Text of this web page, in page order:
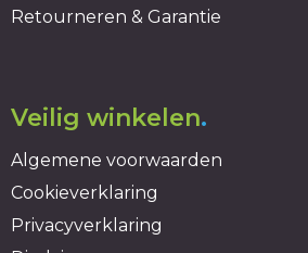
Retourneren & Garantie
Veilig winkelen.
Algemene voorwaarden
Cookieverklaring
Privacyverklaring